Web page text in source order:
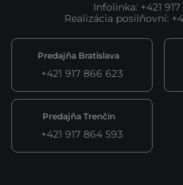
Infolinka: +421
Realizácia posilňovní:
Predajňa Bratislava
+421 917 866 623
Predajňa Trenčín
+421 917 864 593